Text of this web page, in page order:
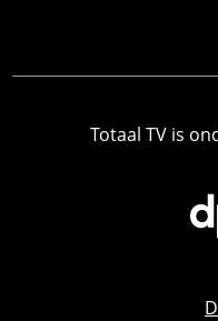
Totaal TV is